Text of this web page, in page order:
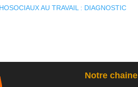
AU TRAVAIL : DIAGNOSTIC
Notre chaine